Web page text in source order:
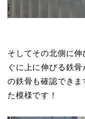
そしてその北側に
ぐに上に伸びる鉄
の鉄骨も確認でき
た模様です！